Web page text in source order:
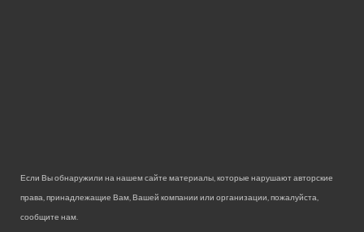
Если Вы обнаружили на нашем сайте материалы, которые нарушают авторские
права, принадлежащие Вам, Вашей компании или организации, пожалуйста,
сообщите нам.